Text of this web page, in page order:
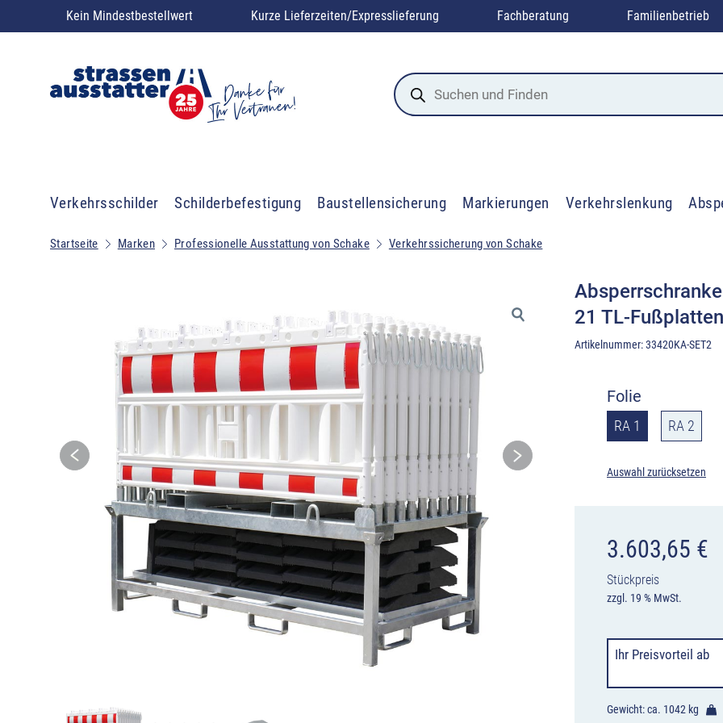
Kein Mindestbestellwert Kurze Lieferzeiten/Expresslieferung Fachberatung Familienbetrieb
Products
search
Verkehrsschilder Schilderbefestigung Baustellensicherung Markierungen Verkehrslenkung
Startseite Marken Professionelle Ausstattung von Schake Verkehrssicherung von Schake
21 TL-
Artikelnummer:33420KA-SET2
Folie
RA 1 RA 2
Auswahl zurücksetzen
3.603,65 €
Stückpreis
zzgl. 19 % MwSt.
Ihr Preisvorteil ab
Gewicht: ca. 1042 kg